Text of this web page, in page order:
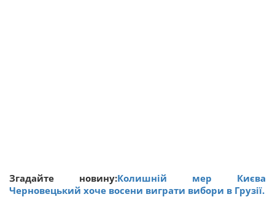
Згадайте новину:Колишній мер Києва
Черновецький хоче восени виграти вибори в Грузії.